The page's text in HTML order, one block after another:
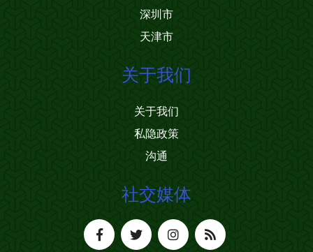
深圳市
天津市
关于我们
关于我们
私隐政策
沟通
社交媒体